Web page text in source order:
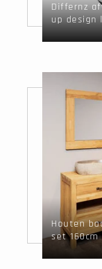
Differnz
up design
zwart -
Houten
set
incl kast,